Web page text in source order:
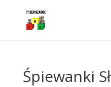
Śpiewanki